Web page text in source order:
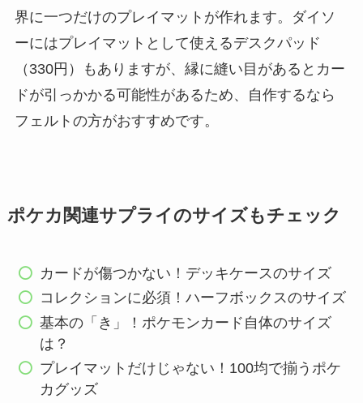
界に一つだけのプレイマットが作れます。ダイソ
ーにはプレイマットとして使えるデスクパッド
（330円）もありますが、縁に縫い目があるとカー
ドが引っかかる可能性があるため、自作するなら
フェルトの方がおすすめです。
ポケカ関連サプライのサイズもチェック
カードが傷つかない！デッキケースのサイズ
コレクションに必須！ハーフボックスのサイズ
基本の「き」！ポケモンカード自体のサイズ
は？
プレイマットだけじゃない！100均で揃うポケ
カグッズ